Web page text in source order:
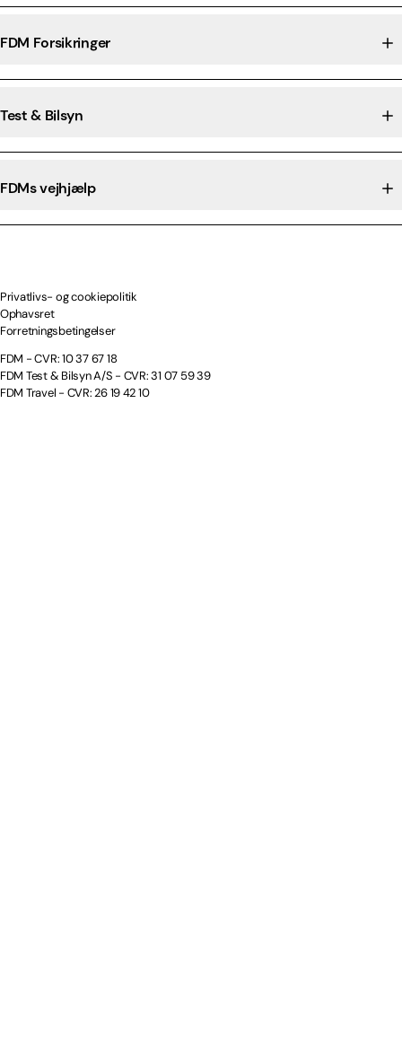
FDM Forsikringer
Test & Bilsyn
FDMs vejhjælp
Privatlivs- og cookiepolitik
Ophavsret
Forretningsbetingelser
FDM - CVR: 10 37 67 18
FDM Test & Bilsyn A/S - CVR: 31 07 59 39
FDM Travel - CVR: 26 19 42 10